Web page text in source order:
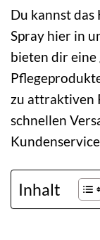
Du kannst das
Spray hier in
bieten dir eine
zu attraktiven
schnellen
Inhalt